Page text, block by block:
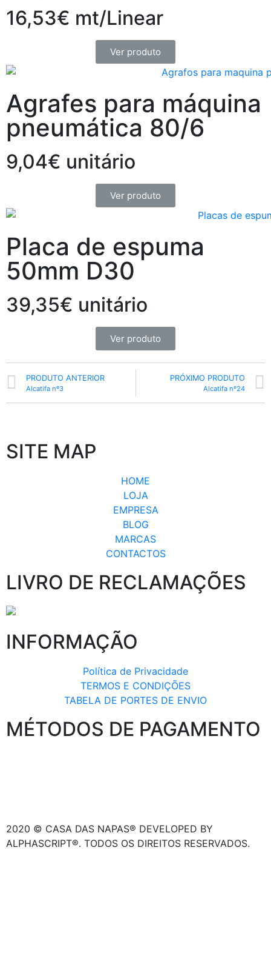
16,53€ mt/Linear
Ver produto
Agrafes para máquina
pneumática 80/6
9,04€ unitário
Ver produto
Placa de espuma
50mm D30
39,35€ unitário
Ver produto
PRODUTO ANTERIOR
Alcatifa nº3
PRÓXIMO PRODUTO
Alcatifa nº24
SITE MAP
HOME
LOJA
EMPRESA
BLOG
MARCAS
CONTACTOS
LIVRO DE RECLAMAÇÕES
INFORMAÇÃO
Política de Privacidade
TERMOS E CONDIÇÕES
TABELA DE PORTES DE ENVIO
MÉTODOS DE PAGAMENTO
2020 © CASA DAS NAPAS® DEVELOPED BY
ALPHASCRIPT®. TODOS OS DIREITOS RESERVADOS.